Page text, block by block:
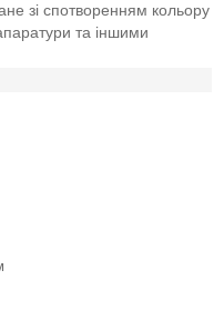
зі спотворенням кольору
та іншими